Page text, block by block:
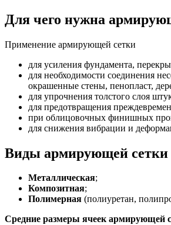
Для чего нужна
Применение армирующей сетки
для усиления фундамента,
для необходимости соединения
окрашенные стены, пенопласт,
для упрочнения толстого слоя
для предотвращения
при облицовочных финишных
для снижения вибрации и
Виды армирующей сетки
Металлическая;
Композитная;
Полимерная (полиуретан,
Средние размеры ячеек армирующей